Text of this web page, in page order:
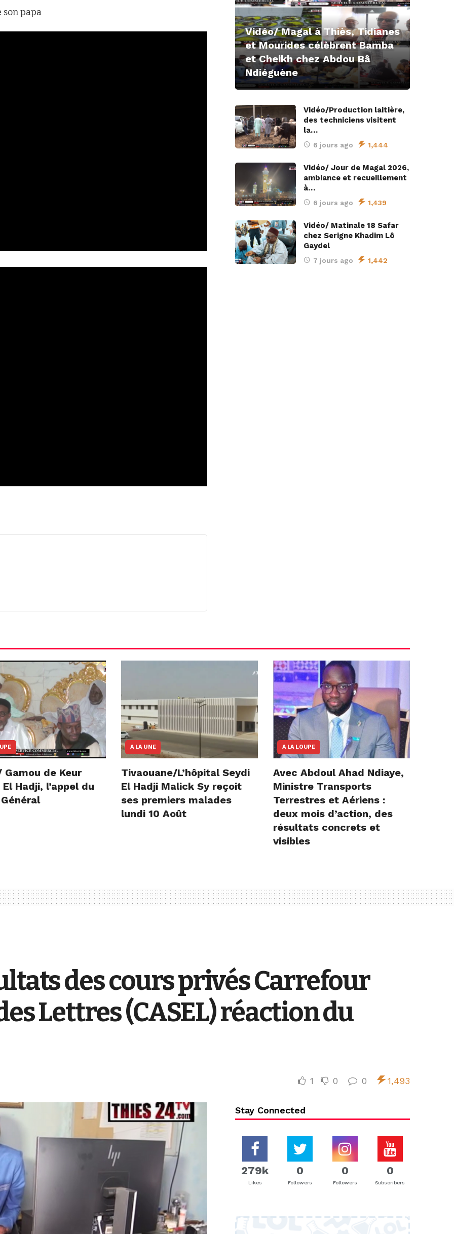
son papa
Vidéo/ Magal à Thiès, Tidianes
et Mourides célèbrent Bamba
et Cheikh chez Abdou Bâ
Ndiéguène
Vidéo/Production laitière,
des techniciens visitent
la…
6 jours ago 1,444
Vidéo/ Jour de Magal 2026,
ambiance et recueillement
à…
6 jours ago 1,439
Vidéo/ Matinale 18 Safar
chez Serigne Khadim Lô
Gaydel
7 jours ago 1,442
Gamou de Keur
Hadji, l’appel du
A LA UNE
Tivaouane/L’hôpital Seydi
El Hadji Malick Sy reçoit
ses premiers malades
lundi 10 Août
A LA LOUPE
Avec Abdoul Ahad Ndiaye,
Ministre Transports
Terrestres et Aériens :
deux mois d’action, des
résultats concrets et
visibles
des cours privés Carrefour
Lettres (CASEL) réaction du
1 0 0 1,493
Stay Connected
279k
Likes
0
Followers
0
Followers
0
Subscribers